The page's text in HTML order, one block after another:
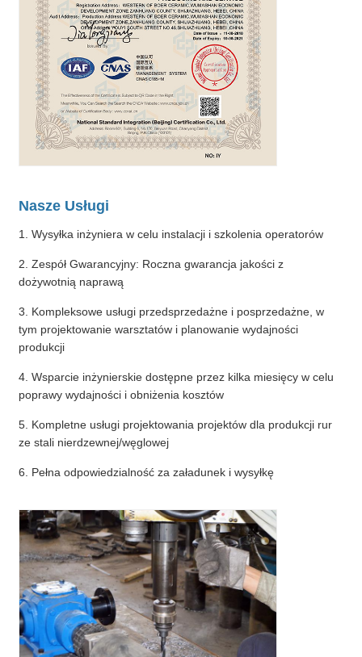
Nasze Usługi
1. Wysyłka inżyniera w celu instalacji i szkolenia operatorów
2. Zespół Gwarancyjny: Roczna gwarancja jakości z
dożywotnią naprawą
3. Kompleksowe usługi przedsprzedażne i posprzedażne, w
tym projektowanie warsztatów i planowanie wydajności
produkcji
4. Wsparcie inżynierskie dostępne przez kilka miesięcy w celu
poprawy wydajności i obniżenia kosztów
5. Kompletne usługi projektowania projektów dla produkcji rur
ze stali nierdzewnej/węglowej
6. Pełna odpowiedzialność za załadunek i wysyłkę